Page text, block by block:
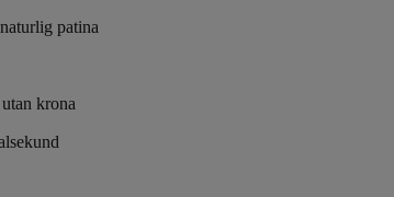
patina
krona